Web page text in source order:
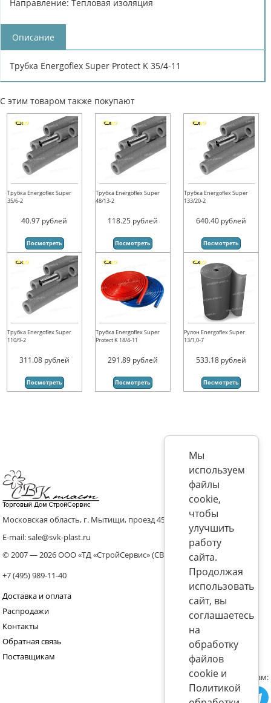
Направление: Тепловая изоляция
Описание
Трубка Energoflex Super Protect K 35/4-11
С этим товаром также покупают
Трубка Energoflex Super
35/6-2
40.97 рублей
Посмотреть
Трубка Energoflex Super
48/13-2
118.25 рублей
Посмотреть
Трубка Energoflex Super
133/20-2
640.40 рублей
Посмотреть
Трубка Energoflex Super
110/9-2
311.08 рублей
Посмотреть
Трубка Energoflex Super
Protect K 18/4-11
291.89 рублей
Посмотреть
Рулон Energoflex Super
13/1,0-7
533.18 рублей
Посмотреть
Московская область, г. Мытищи, проезд 4536 владение 8, стр.10
E-mail: sale@svk-plast.ru
© 2007 — 2026 ООО «ТД «СтройСервис» (СВК)
+7 (495) 989-11-40
Доставка и оплата
Распродажи
Контакты
Обратная связь
Поставщикам
Присоединяйтесь к нам:
Мы
используем
файлы
cookie,
чтобы
улучшить
работу
сайта.
Продолжая
использовать
сайт, вы
соглашаетесь
на
обработку
файлов
cookie и
Политикой